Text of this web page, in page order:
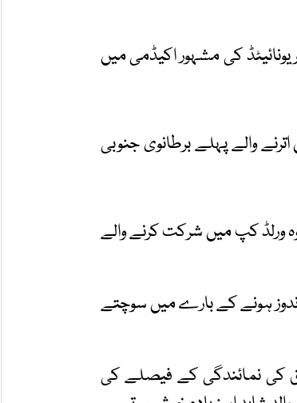
کی مشہور اکیڈمی میں
اترنے والے پہلے برطانوی جنوبی
ورلڈ کپ میں شرکت کرنے والے
ہونے کے بارے میں سوچتے
کی نمائندگی کے فیصلے کی